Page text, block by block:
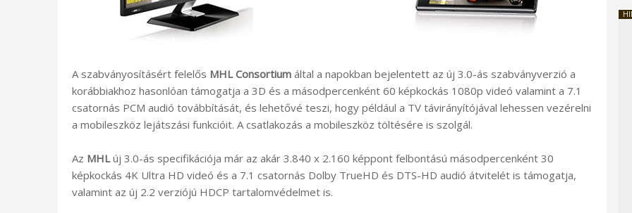
A szabványosításért felelős MHL Consortium által a napokban bejelentett az új 3.0-ás szabványverzió a
korábbiakhoz hasonlóan támogatja a 3D és a másodpercenként 60 képkockás 1080p videó valamint a 7.1
csatornás PCM audió továbbítását, és lehetővé teszi, hogy például a TV távirányítójával lehessen vezérelni
a mobileszköz lejátszási funkcióit. A csatlakozás a mobileszköz töltésére is szolgál.
Az MHLúj 3.0-ás specifikációja már az akár 3.840 x 2.160 képpont felbontású másodpercenként 30
képkockás 4K Ultra HD videó és a 7.1 csatornás Dolby TrueHD és DTS-HD audió átvitelét is támogatja,
valamint az új 2.2 verziójú HDCP tartalomvédelmet is.